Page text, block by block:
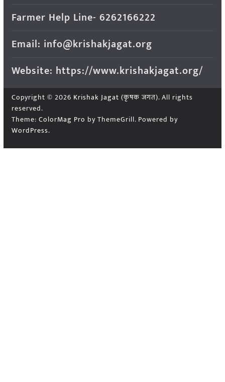
Farmer Help Line- 6262166222
Email: info@krishakjagat.org
Website: https://www.krishakjagat.org/
Copyright © 2026 Krishak Jagat (कृषक जगत). All rights
reserved.
Theme: ColorMag Pro by ThemeGrill. Powered by
WordPress.